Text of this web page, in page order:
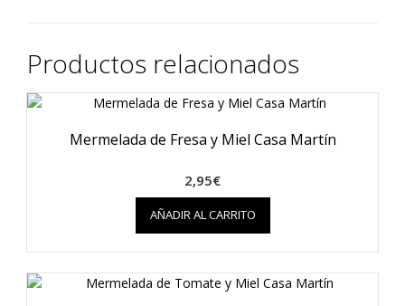
Productos relacionados
Mermelada de Fresa y Miel Casa Martín
2,95€
AÑADIR AL CARRITO